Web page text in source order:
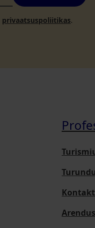
privaatsuspoliitikas.
Arendus